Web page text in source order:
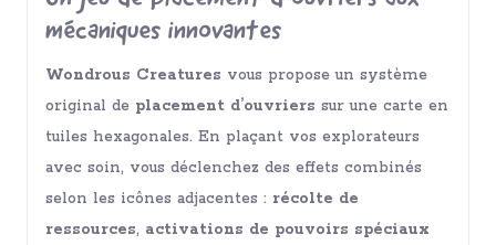
mécaniques innovantes
Wondrous Creatures vous propose un système
original de placement d’ouvriers sur une carte en
tuiles hexagonales. En plaçant vos explorateurs
avec soin, vous déclenchez des effets combinés
selon les icônes adjacentes : récolte de
ressources, activations de pouvoirs spéciaux